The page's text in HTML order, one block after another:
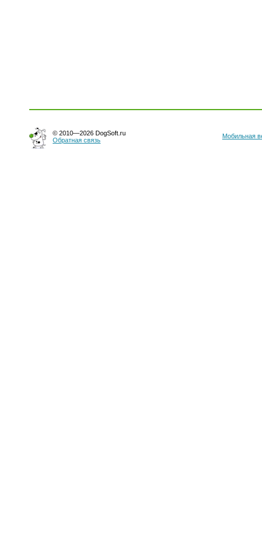
© 2010—2026 DogSoft.ru
Обратная связь
Мобильная